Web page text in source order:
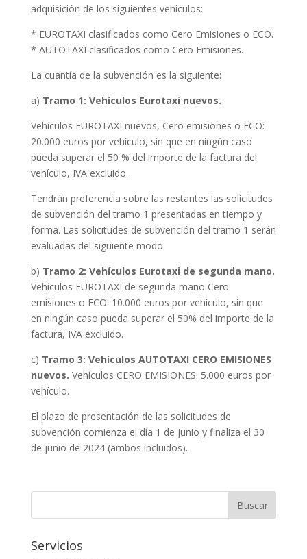
adquisición de los siguientes vehículos:
* EUROTAXI clasificados como Cero Emisiones o ECO.
* AUTOTAXI clasificados como Cero Emisiones.
La cuantía de la subvención es la siguiente:
a) Tramo 1: Vehículos Eurotaxi nuevos.
Vehículos EUROTAXI nuevos, Cero emisiones o ECO:
20.000 euros por vehículo, sin que en ningún caso
pueda superar el 50 % del importe de la factura del
vehículo, IVA excluido.
Tendrán preferencia sobre las restantes las solicitudes
de subvención del tramo 1 presentadas en tiempo y
forma. Las solicitudes de subvención del tramo 1 serán
evaluadas del siguiente modo:
b) Tramo 2: Vehículos Eurotaxi de segunda mano.
Vehículos EUROTAXI de segunda mano Cero
emisiones o ECO: 10.000 euros por vehículo, sin que
en ningún caso pueda superar el 50% del importe de la
factura, IVA excluido.
c) Tramo 3: Vehículos AUTOTAXI CERO EMISIONES
nuevos. Vehículos CERO EMISIONES: 5.000 euros por
vehículo.
El plazo de presentación de las solicitudes de
subvención comienza el día 1 de junio y finaliza el 30
de junio de 2024 (ambos incluidos).
Servicios